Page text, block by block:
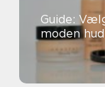
Guide:
moden hud